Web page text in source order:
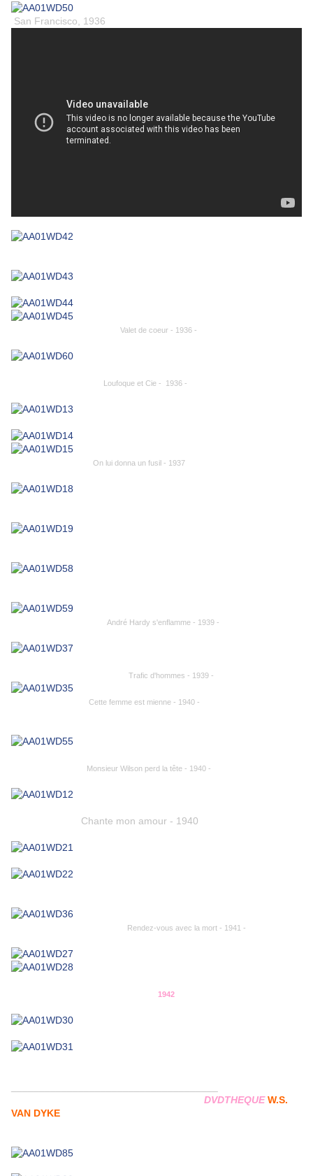
San Francisco, 1936
Valet de coeur - 1936 -
Loufoque et Cie - 1936 -
On lui donna un fusil - 1937
André Hardy s'enflamme - 1939 -
Trafic d'hommes - 1939 -
Cette femme est mienne - 1940 -
Monsieur Wilson perd la tête - 1940 -
Chante mon amour - 1940
Rendez-vous avec la mort - 1941 -
1942
DVDTHEQUEW.S.
VAN DYKE